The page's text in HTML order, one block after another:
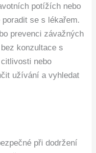
potížích nebo
se s lékařem.
prevenci závažných
konzultace s
nebo
užívání a vyhledat
při dodržení